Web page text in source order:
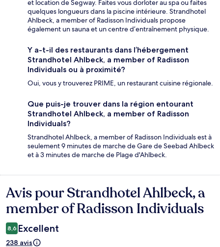
et location de Segway. Faites vous dorloter au spa ou faites
quelques longueurs dans la piscine intérieure. Strandhotel
Ahlbeck, a member of Radisson Individuals propose
également un sauna et un centre d’entraînement physique.
Y a-t-il des restaurants dans l’hébergement
Strandhotel Ahlbeck, a member of Radisson
Individuals ou à proximité?
Oui, vous y trouverez PRIME, un restaurant cuisine régionale.
Que puis-je trouver dans la région entourant
Strandhotel Ahlbeck, a member of Radisson
Individuals?
Strandhotel Ahlbeck, a member of Radisson Individuals est à
seulement 9 minutes de marche de Gare de Seebad Ahlbeck
et à 3 minutes de marche de Plage d'Ahlbeck.
Avis
Avis pour Strandhotel Ahlbeck, a
member of Radisson Individuals
8,6 Excellent
238 avis